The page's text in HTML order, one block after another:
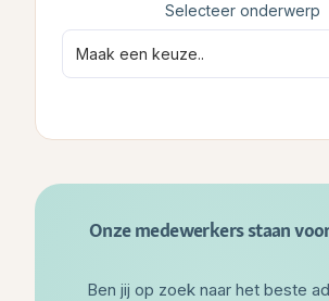
Selecteer onderwerp
Onze medewerkers staan
Ben jij op zoek naar het beste